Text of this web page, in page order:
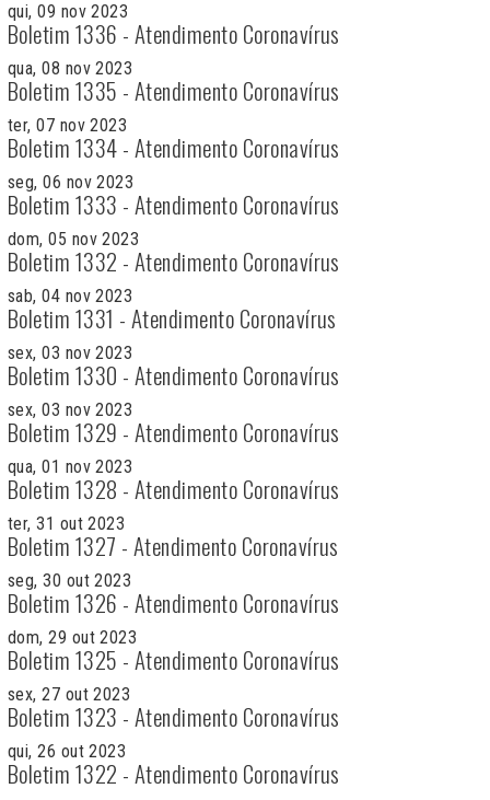
qui, 09 nov 2023
Boletim 1336 - Atendimento Coronavírus
qua, 08 nov 2023
Boletim 1335 - Atendimento Coronavírus
ter, 07 nov 2023
Boletim 1334 - Atendimento Coronavírus
seg, 06 nov 2023
Boletim 1333 - Atendimento Coronavírus
dom, 05 nov 2023
Boletim 1332 - Atendimento Coronavírus
sab, 04 nov 2023
Boletim 1331 - Atendimento Coronavírus
sex, 03 nov 2023
Boletim 1330 - Atendimento Coronavírus
sex, 03 nov 2023
Boletim 1329 - Atendimento Coronavírus
qua, 01 nov 2023
Boletim 1328 - Atendimento Coronavírus
ter, 31 out 2023
Boletim 1327 - Atendimento Coronavírus
seg, 30 out 2023
Boletim 1326 - Atendimento Coronavírus
dom, 29 out 2023
Boletim 1325 - Atendimento Coronavírus
sex, 27 out 2023
Boletim 1323 - Atendimento Coronavírus
qui, 26 out 2023
Boletim 1322 - Atendimento Coronavírus